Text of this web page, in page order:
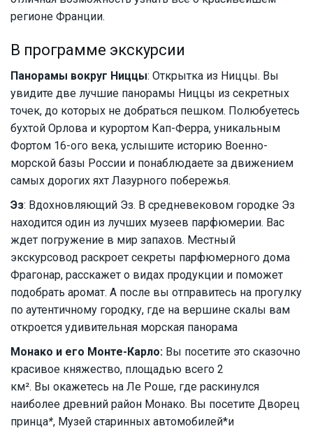
регионе Франции.
В программе экскурсии
Панорамы вокруг Ниццы: Открытка из Ниццы. Вы
увидите две лучшие панорамы Ниццы из секретных
точек, до которых не добраться пешком. Полюбуетесь
бухтой Орлова и курортом Кап-Ферра, уникальным
Фортом 16-ого века, услышите историю Военно-
морской базы России и понаблюдаете за движением
самых дорогих яхт Лазурного побережья.
Эз: Вдохновляющий Эз. В средневековом городке Эз
находится один из лучших музеев парфюмерии. Вас
ждет погружение в мир запахов. Местный
экскурсовод раскроет секреты парфюмерного дома
Фрагонар, расскажет о видах продукции и поможет
подобрать аромат. А после вы отправитесь на прогулку
по аутентичному городку, где на вершине скалы вам
откроется удивительная морская панорама
Монако и его Монте-Карло: Вы посетите это сказочно
красивое княжество, площадью всего 2
км². Вы окажетесь на Ле Роше, где раскинулся
наиболее древний район Монако. Вы посетите Дворец
принца*, Музей старинных автомобилей*и